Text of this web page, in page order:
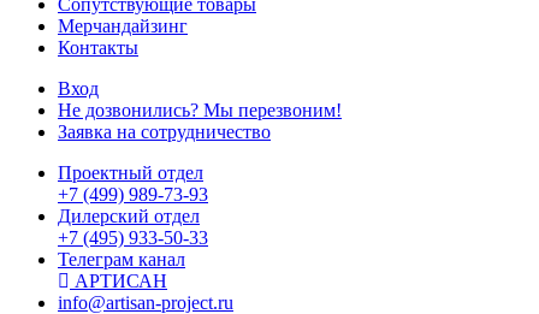
Сопутствующие товары
Мерчандайзинг
Контакты
Вход
Не дозвонились? Мы перезвоним!
Заявка на сотрудничество
Проектный отдел
+7 (499) 989-73-93
Дилерский отдел
+7 (495) 933-50-33
Телеграм канал
АРТИСАН
info@artisan-project.ru